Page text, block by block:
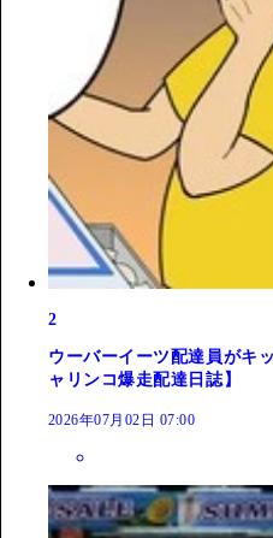
2
ウーバーイーツ配達員がキ
ャリンコ爆走配達日誌】
2026年07月02日 07:00